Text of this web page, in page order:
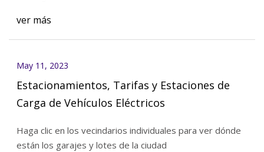
ver más
May 11, 2023
Estacionamientos, Tarifas y Estaciones de
Carga de Vehículos Eléctricos
Haga clic en los vecindarios individuales para ver dónde
están los garajes y lotes de la ciudad